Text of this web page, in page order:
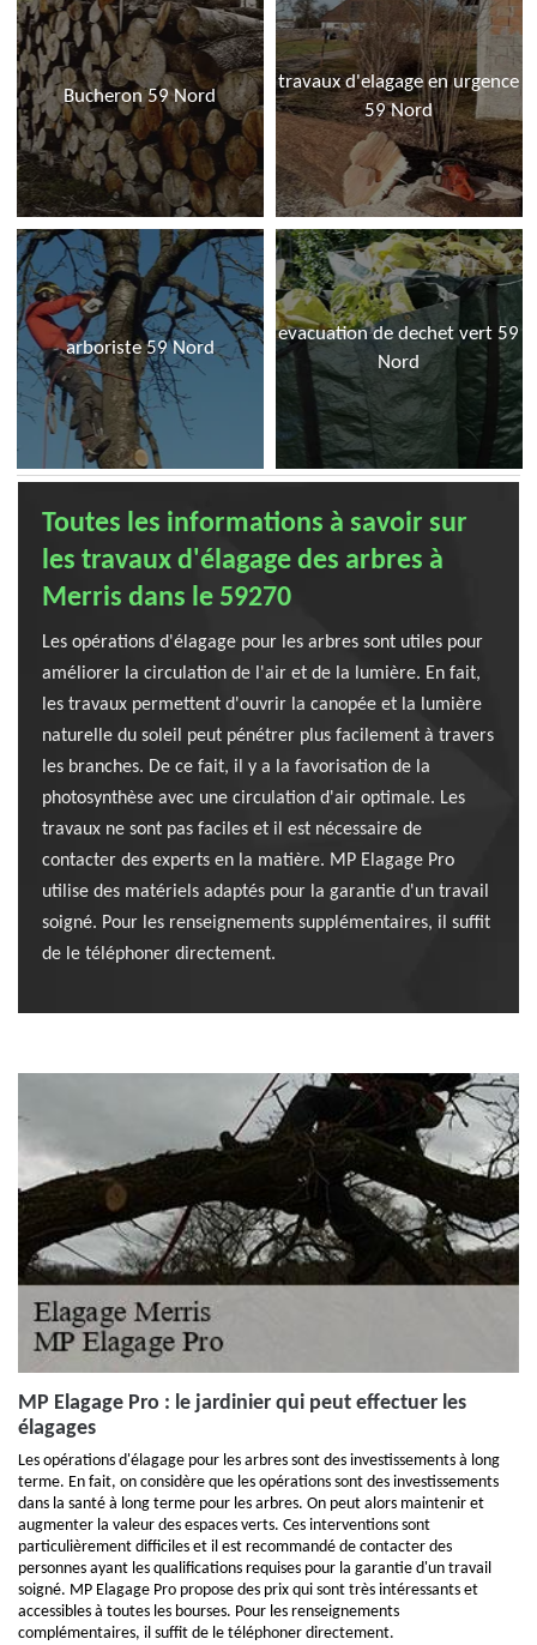
Bucheron 59 Nord
travaux d'elagage en urgence
59 Nord
arboriste 59 Nord
evacuation de dechet vert 59
Nord
Toutes les informations à savoir sur
les travaux d'élagage des arbres à
Merris dans le 59270
Les opérations d'élagage pour les arbres sont utiles pour
améliorer la circulation de l'air et de la lumière. En fait,
les travaux permettent d'ouvrir la canopée et la lumière
naturelle du soleil peut pénétrer plus facilement à travers
les branches. De ce fait, il y a la favorisation de la
photosynthèse avec une circulation d'air optimale. Les
travaux ne sont pas faciles et il est nécessaire de
contacter des experts en la matière. MP Elagage Pro
utilise des matériels adaptés pour la garantie d'un travail
soigné. Pour les renseignements supplémentaires, il suffit
de le téléphoner directement.
MP Elagage Pro : le jardinier qui peut effectuer les
élagages
Les opérations d'élagage pour les arbres sont des investissements à long
terme. En fait, on considère que les opérations sont des investissements
dans la santé à long terme pour les arbres. On peut alors maintenir et
augmenter la valeur des espaces verts. Ces interventions sont
particulièrement difficiles et il est recommandé de contacter des
personnes ayant les qualifications requises pour la garantie d'un travail
soigné. MP Elagage Pro propose des prix qui sont très intéressants et
accessibles à toutes les bourses. Pour les renseignements
complémentaires, il suffit de le téléphoner directement.